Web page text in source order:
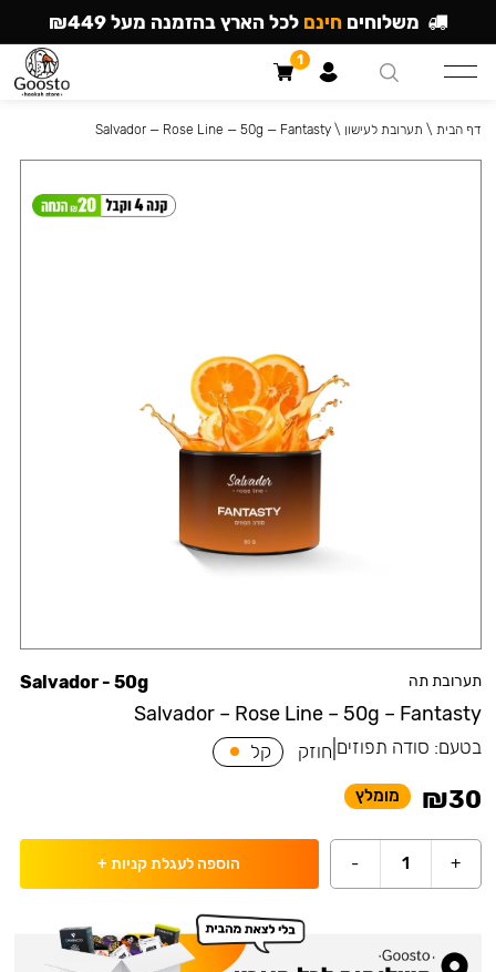
תערובת תה
Salvador – Rose Line – 50g – Fantasty
Salvador - 50g
בטעם: סודה תפוזים חוזק קל
₪30 מומלץ
+
1
- הוספה לעגלת קניות +
דף הבית \ תערובת לעישון \
Salvador — Rose Line — 50g — Fantasty
משלוחים חינם לכל הארץ בהזמנה מעל ₪449
1